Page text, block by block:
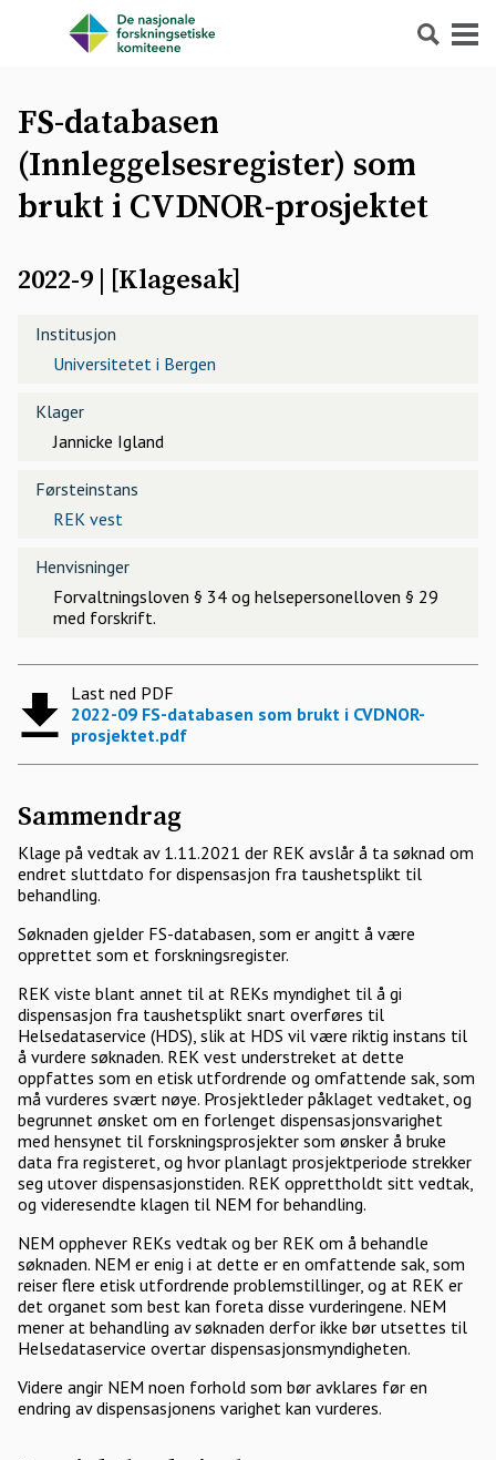
Søk Meny
FS-databasen
(Innleggelsesregister) som
brukt i CVDNOR-prosjektet
2022-9 | [Klagesak]
Institusjon
Universitetet i Bergen
Klager
Jannicke Igland
Førsteinstans
REK vest
Henvisninger
Forvaltningsloven § 34 og helsepersonelloven § 29
med forskrift.
Last ned PDF
2022-09 FS-databasen som brukt i CVDNOR-
prosjektet.pdf
Sammendrag
Klage på vedtak av 1.11.2021 der REK avslår å ta søknad om
endret sluttdato for dispensasjon fra taushetsplikt til
behandling.
Søknaden gjelder FS-databasen, som er angitt å være
opprettet som et forskningsregister.
REK viste blant annet til at REKs myndighet til å gi
dispensasjon fra taushetsplikt snart overføres til
Helsedataservice (HDS), slik at HDS vil være riktig instans til
å vurdere søknaden. REK vest understreket at dette
oppfattes som en etisk utfordrende og omfattende sak, som
må vurderes svært nøye. Prosjektleder påklaget vedtaket, og
begrunnet ønsket om en forlenget dispensasjonsvarighet
med hensynet til forskningsprosjekter som ønsker å bruke
data fra registeret, og hvor planlagt prosjektperiode strekker
seg utover dispensasjonstiden. REK opprettholdt sitt vedtak,
og videresendte klagen til NEM for behandling.
NEM opphever REKs vedtak og ber REK om å behandle
søknaden. NEM er enig i at dette er en omfattende sak, som
reiser flere etisk utfordrende problemstillinger, og at REK er
det organet som best kan foreta disse vurderingene. NEM
mener at behandling av søknaden derfor ikke bør utsettes til
Helsedataservice overtar dispensasjonsmyndigheten.
Videre angir NEM noen forhold som bør avklares før en
endring av dispensasjonens varighet kan vurderes.